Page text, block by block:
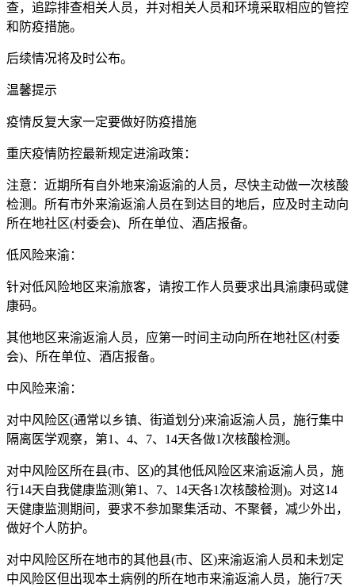
查，追踪排查相关人员，并对相关人员和环境采取相应的管控
和防疫措施。
后续情况将及时公布。
温馨提示
疫情反复大家一定要做好防疫措施
重庆疫情防控最新规定进渝政策：
注意：近期所有自外地来渝返渝的人员，尽快主动做一次核酸
检测。所有市外来渝返渝人员在到达目的地后，应及时主动向
所在地社区(村委会)、所在单位、酒店报备。
低风险来渝：
针对低风险地区来渝旅客，请按工作人员要求出具渝康码或健
康码。
其他地区来渝返渝人员，应第一时间主动向所在地社区(村委
会)、所在单位、酒店报备。
中风险来渝：
对中风险区(通常以乡镇、街道划分)来渝返渝人员，施行集中
隔离医学观察，第1、4、7、14天各做1次核酸检测。
对中风险区所在县(市、区)的其他低风险区来渝返渝人员，施
行14天自我健康监测(第1、7、14天各1次核酸检测)。对这14
天健康监测期间，要求不参加聚集活动、不聚餐，减少外出，
做好个人防护。
对中风险区所在地市的其他县(市、区)来渝返渝人员和未划定
中风险区但出现本土病例的所在地市来渝返渝人员，施行7天